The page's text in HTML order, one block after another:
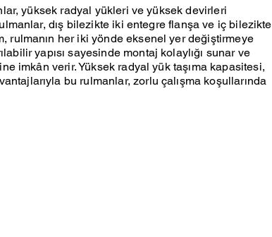
yüksek radyal yükleri ve yüksek devirleri
dış bilezikte iki entegre flanşa ve iç bilezikte
rulmanın her iki yönde eksenel yer değiştirmeye
yapısı sayesinde montaj kolaylığı sunar ve
imkân verir. Yüksek radyal yük taşıma kapasitesi,
bu rulmanlar, zorlu çalışma koşullarında